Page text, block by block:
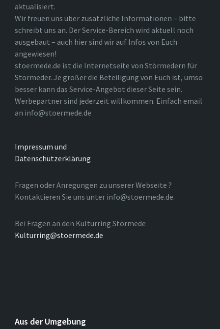
aktualisiert.
Wir freuen uns über zusätzliche Informationen – bitte
schreibt uns an. Der Service-Bereich wird aktuell noch
ausgebaut – auch hier sind wir auf Infos von Euch
angewiesen!
stoermede.de ist die Internetseite von Störmedern für
Störmeder. Je größer die Beteiligung von Euch ist, umso
besser kann das Service-Angebot dieser Seite sein.
Werbepartner sind jederzeit willkommen. Einfach email
an info@stoermede.de
Impressum und
Datenschutzerklärung
Fragen oder Anregungen zu unserer Webseite ?
Kontaktieren Sie uns unter info@stoermede.de.
Bei Fragen an den Kulturring Störmede
Kulturring@stoermede.de
Aus der Umgebung